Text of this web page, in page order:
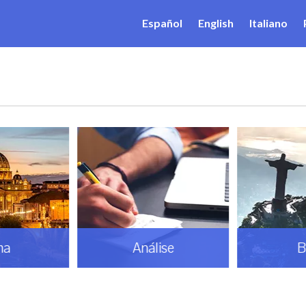
Español English Italiano
Análise